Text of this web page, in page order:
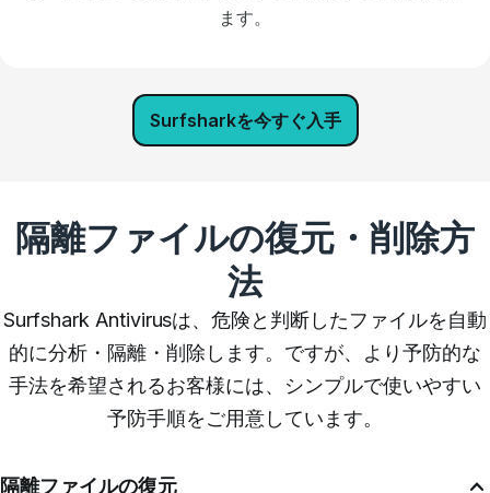
ます。
Surfsharkを今すぐ入手
隔離ファイルの復元・削除方
法
Surfshark Antivirusは、危険と判断したファイルを自動
的に分析・隔離・削除します。ですが、より予防的な
手法を希望されるお客様には、シンプルで使いやすい
予防手順をご用意しています。
隔離ファイルの復元